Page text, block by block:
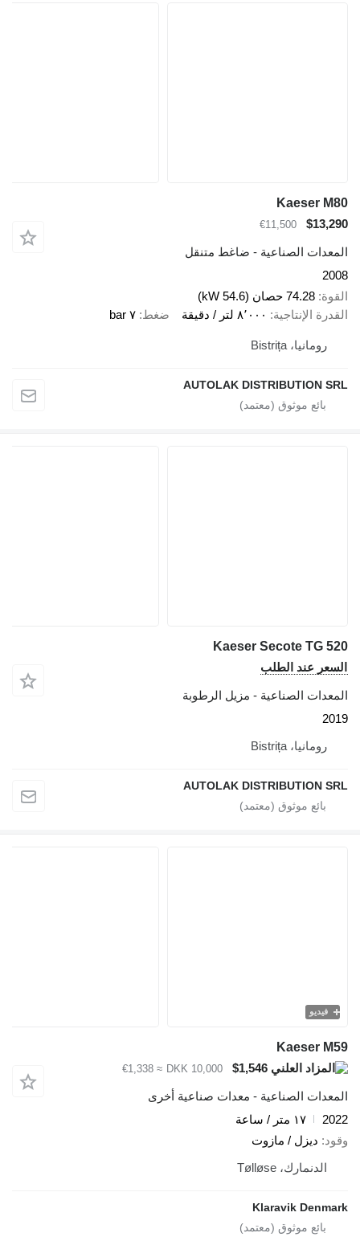
Kaeser M80
$13,290
€11,500
المعدات الصناعية - ضاغط متنقل
2008
القوة 74.28 حصان (54.6 kW)
القدرة الإنتاجية
٨٬٠٠٠ لتر / دقيقة ضغط ٧ bar
رومانيا، Bistrița
AUTOLAK DISTRIBUTION SRL
Kaeser Secote TG 520
السعر عند الطلب
المعدات الصناعية - مزيل الرطوبة
2019
رومانيا، Bistrița
AUTOLAK DISTRIBUTION SRL
فيديو
Kaeser M59
DKK 10,000
≈ €1,338
المعدات الصناعية - معدات صناعية أخرى
2022
١٧ متر / ساعة
وقود ديزل / مازوت
الدنمارك، Tølløse
Klaravik Denmark